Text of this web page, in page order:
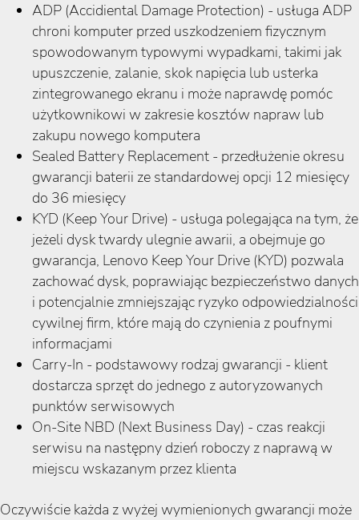
ADP (Accidiental Damage Protection) - usługa ADP
chroni komputer przed uszkodzeniem fizycznym
spowodowanym typowymi wypadkami, takimi jak
upuszczenie, zalanie, skok napięcia lub usterka
zintegrowanego ekranu i może naprawdę pomóc
użytkownikowi w zakresie kosztów napraw lub
zakupu nowego komputera
Sealed Battery Replacement - przedłużenie okresu
gwarancji baterii ze standardowej opcji 12 miesięcy
do 36 miesięcy
KYD (Keep Your Drive) - usługa polegająca na tym, że
jeżeli dysk twardy ulegnie awarii, a obejmuje go
gwarancja, Lenovo Keep Your Drive (KYD) pozwala
zachować dysk, poprawiając bezpieczeństwo danych
i potencjalnie zmniejszając ryzyko odpowiedzialności
cywilnej firm, które mają do czynienia z poufnymi
informacjami
Carry-In - podstawowy rodzaj gwarancji - klient
dostarcza sprzęt do jednego z autoryzowanych
punktów serwisowych
On-Site NBD (Next Business Day) - czas reakcji
serwisu na następny dzień roboczy z naprawą w
miejscu wskazanym przez klienta
Oczywiście każda z wyżej wymienionych gwarancji może